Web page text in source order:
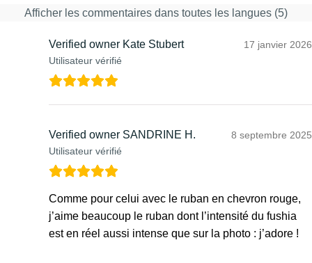
Afficher les commentaires dans toutes les langues (5)
Verified owner Kate Stubert
Utilisateur vérifié
17 janvier 2026
Verified owner SANDRINE H.
Utilisateur vérifié
8 septembre 2025
Comme pour celui avec le ruban en chevron rouge,
j’aime beaucoup le ruban dont l’intensité du fushia
est en réel aussi intense que sur la photo : j’adore !